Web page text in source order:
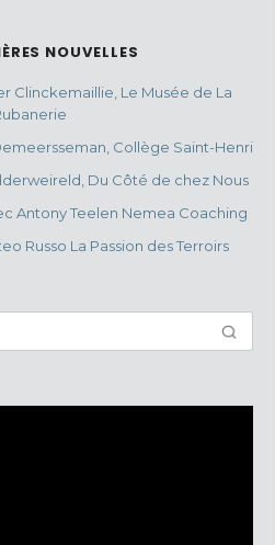
NOUVELLES
Clinckemaillie, Le Musée de La
Collège Saint-Henri
Du Côté de chez Nous
Antony Teelen Nemea Coaching
Russo La Passion des Terroirs